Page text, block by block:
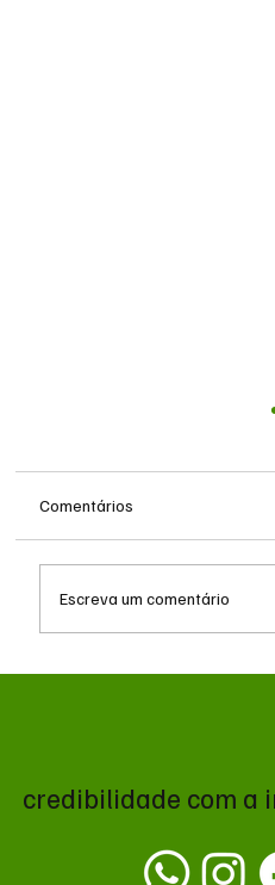
Comentários
Escreva um comentário
credibilidade com a